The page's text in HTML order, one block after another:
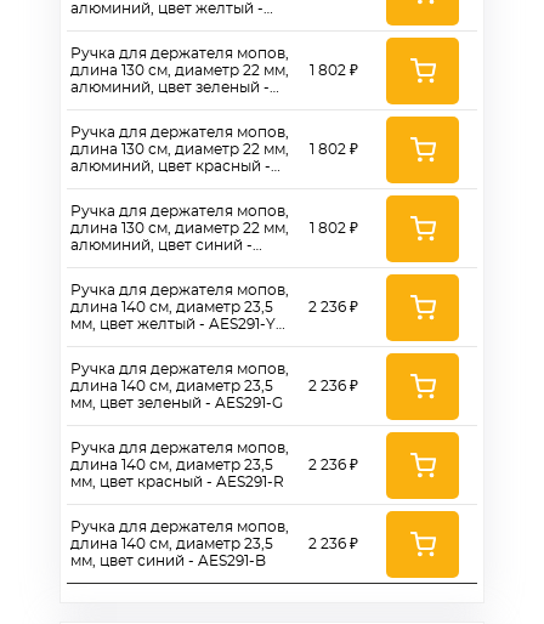
алюминий, цвет желтый -
Ручка для держателя мопов,
длина 130 см, диаметр 22 мм,
алюминий, цвет зеленый -
Ручка для держателя мопов,
длина 130 см, диаметр 22 мм,
алюминий, цвет красный -
Ручка для держателя мопов,
длина 130 см, диаметр 22 мм,
алюминий, цвет синий -
Ручка для держателя мопов,
длина 140 см, диаметр 23,5
мм, цвет желтый - AES291-Y
Ручка для держателя мопов,
длина 140 см, диаметр 23,5
мм, цвет зеленый - AES291-G
Ручка для держателя мопов,
длина 140 см, диаметр 23,5
мм, цвет красный - AES291-R
Ручка для держателя мопов,
длина 140 см, диаметр 23,5
мм, цвет синий - AES291-B
1 802 ₽
1 802 ₽
1 802 ₽
2 236 ₽
2 236 ₽
2 236 ₽
2 236 ₽